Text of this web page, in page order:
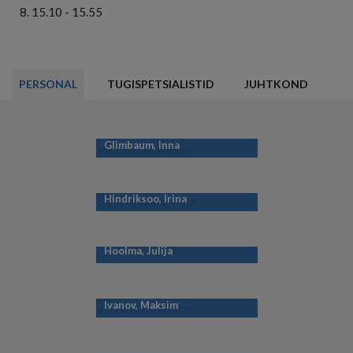
15.10 - 15.55
PERSONAL TUGISPETSIALISTID JUHTKOND
Glimbaum, Inna
Hindriksoo, Irina
Hoolma, Julija
Ivanov, Maksim